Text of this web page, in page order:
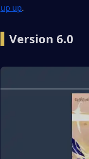
up up.
Version 6.0